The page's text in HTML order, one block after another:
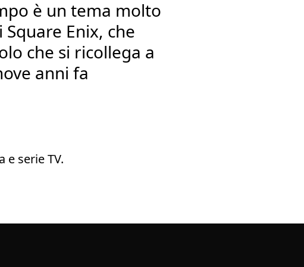
è un tema molto
Enix, che
che si ricollega a
anni fa
e serie TV.